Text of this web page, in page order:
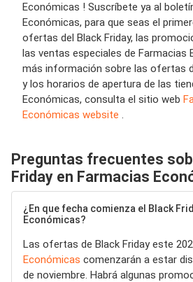
Económicas ! Suscríbete ya al
Económicas, para que seas el
ofertas del Black Friday, las
las ventas especiales de Farmacias
más información sobre las ofertas
y los horarios de apertura de las
Económicas, consulta el sitio web
Económicas website .
Preguntas frecuentes
Friday en Farmacias
¿En que fecha comienza el Black
Económicas?
Las ofertas de Black Friday este
Económicas comenzarán a estar
de noviembre. Habrá algunas